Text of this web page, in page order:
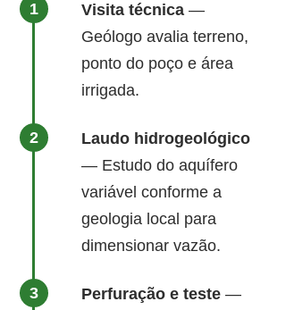
Visita técnica —
Geólogo avalia terreno,
ponto do poço e área
irrigada.
Laudo hidrogeológico
— Estudo do aquífero
variável conforme a
geologia local para
dimensionar vazão.
Perfuração e teste —